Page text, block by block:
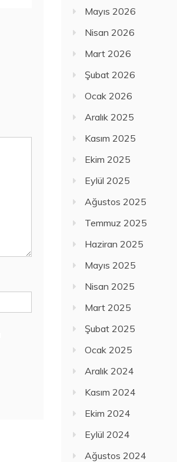
Mayıs 2026
Nisan 2026
Mart 2026
Şubat 2026
Ocak 2026
Aralık 2025
Kasım 2025
Ekim 2025
Eylül 2025
Ağustos 2025
Temmuz 2025
Haziran 2025
Mayıs 2025
Nisan 2025
Mart 2025
Şubat 2025
Ocak 2025
Aralık 2024
Kasım 2024
Ekim 2024
Eylül 2024
Ağustos 2024